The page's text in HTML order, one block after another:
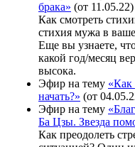
брака» (от 11.05.22)
Как смотреть
стихия мужа в
Еще вы узнаете,
какой год/месяц
высока.
Эфир на тему «Как
начать?» (от
Эфир на тему
Ба Цзы. Звезда
Как преодолеть